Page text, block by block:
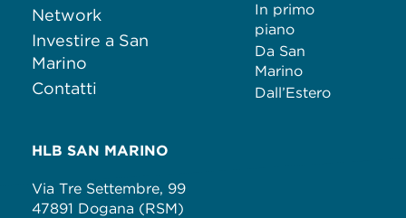
Network
Investire a San
Marino
Contatti
In primo
piano
Da San
Marino
Dall’Estero
HLB SAN MARINO
Via Tre Settembre, 99
47891 Dogana (RSM)